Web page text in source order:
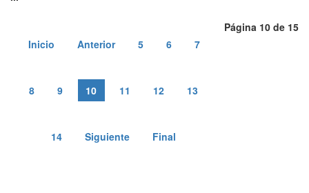
Página 10 de 15
Inicio
Anterior 5 6 7
8 9 10 11 12 13
14 Siguiente Final